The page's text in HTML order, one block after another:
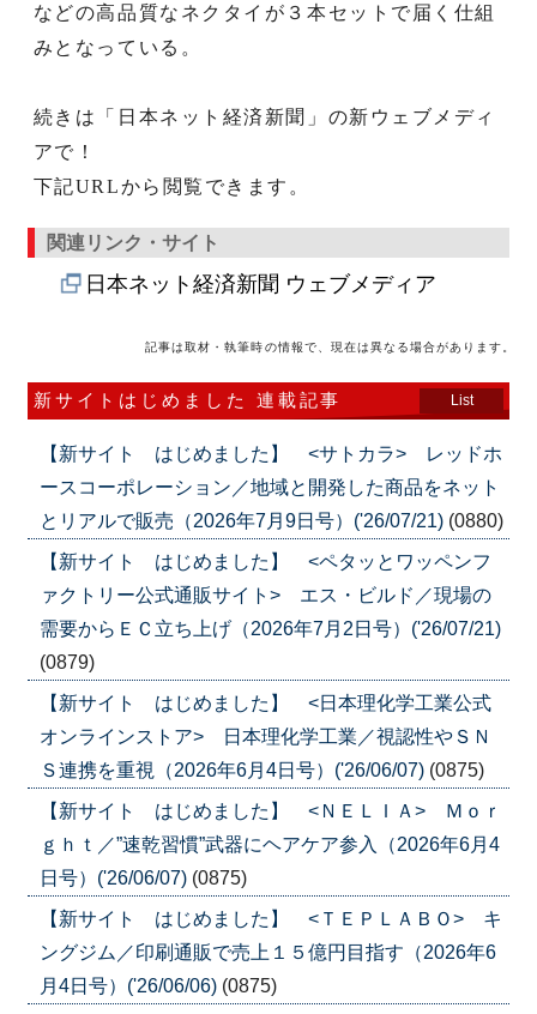
などの高品質なネクタイが３本セットで届く仕組
みとなっている。
続きは「日本ネット経済新聞」の新ウェブメディ
アで！
下記URLから閲覧できます。
関連リンク・サイト
日本ネット経済新聞 ウェブメディア
記事は取材・執筆時の情報で、現在は異なる場合があります。
新サイトはじめました 連載記事 List
【新サイト はじめました】 <サトカラ> レッドホ
ースコーポレーション／地域と開発した商品をネット
とリアルで販売（2026年7月9日号）('26/07/21) (0880)
【新サイト はじめました】 <ペタッとワッペンフ
ァクトリー公式通販サイト> エス・ビルド／現場の
需要からＥＣ立ち上げ（2026年7月2日号）('26/07/21)
(0879)
【新サイト はじめました】 <日本理化学工業公式
オンラインストア> 日本理化学工業／視認性やＳＮ
Ｓ連携を重視（2026年6月4日号）('26/06/07) (0875)
【新サイト はじめました】 <ＮＥＬＩＡ> Ｍｏｒ
ｇｈｔ／”速乾習慣”武器にヘアケア参入（2026年6月4
日号）('26/06/07) (0875)
【新サイト はじめました】 <ＴＥＰＬＡＢＯ> キ
ングジム／印刷通販で売上１５億円目指す（2026年6
月4日号）('26/06/06) (0875)